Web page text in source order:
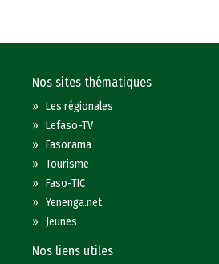
Nos sites thématiques
»Les régionales
»Lefaso-TV
»Fasorama
»Tourisme
»Faso-TIC
»Yenenga.net
» Jeunes
Nos liens utiles